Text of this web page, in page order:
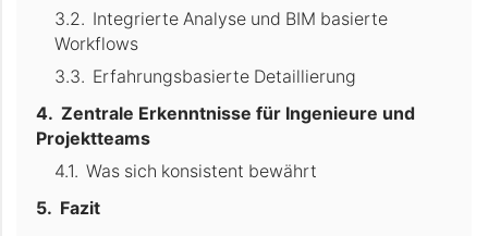
Integrierte Analyse und BIM basierte
Workflows
Erfahrungsbasierte Detaillierung
Zentrale Erkenntnisse für Ingenieure und
Projektteams
Was sich konsistent bewährt
Fazit